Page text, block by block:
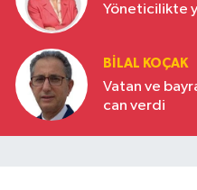
Yöneticilikte
BILAL KOÇAK
Vatan ve
can verdi